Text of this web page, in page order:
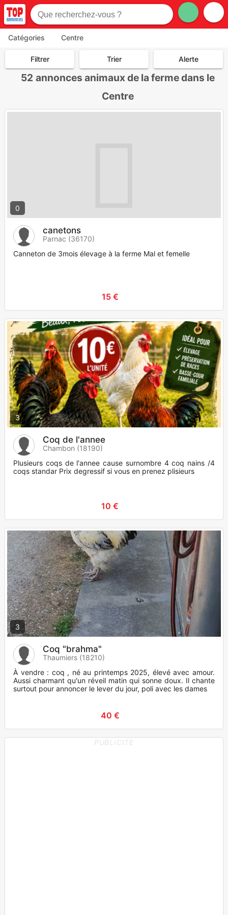
Catégories Centre
Filtrer Trier Alerte
52 annonces animaux de la ferme dans le
Centre
0
canetons
Parnac (36170)
Canneton de 3mois élevage à la ferme Mal et femelle
15 €
3
Coq de l'annee
Chambon (18190)
Plusieurs coqs de l'annee cause surnombre 4 coq nains /4
coqs standar Prix degressif si vous en prenez plisieurs
10 €
3
Coq "brahma"
Thaumiers (18210)
À vendre : coq , né au printemps 2025, élevé avec amour.
Aussi charmant qu'un réveil matin qui sonne doux. Il chante
surtout pour annoncer le lever du jour, poli avec les dames, I
40 €
PUBLICITE